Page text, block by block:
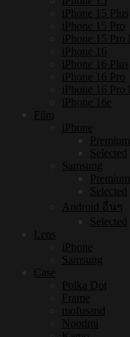
iPhone 15 Plus
iPhone 15 Pro
iPhone 15 Pro
iPhone 16
iPhone 16 Plus
iPhone 16 Pro
iPhone 16 Pro
iPhone 16e
Film
iPhone
Premium
Selected
Samsung
Premium
Selected
Android อื่นๆ
Selected
Lens
iPhone
Samsung
Case
Polka Dot
Frame
mofusand
Noodmi